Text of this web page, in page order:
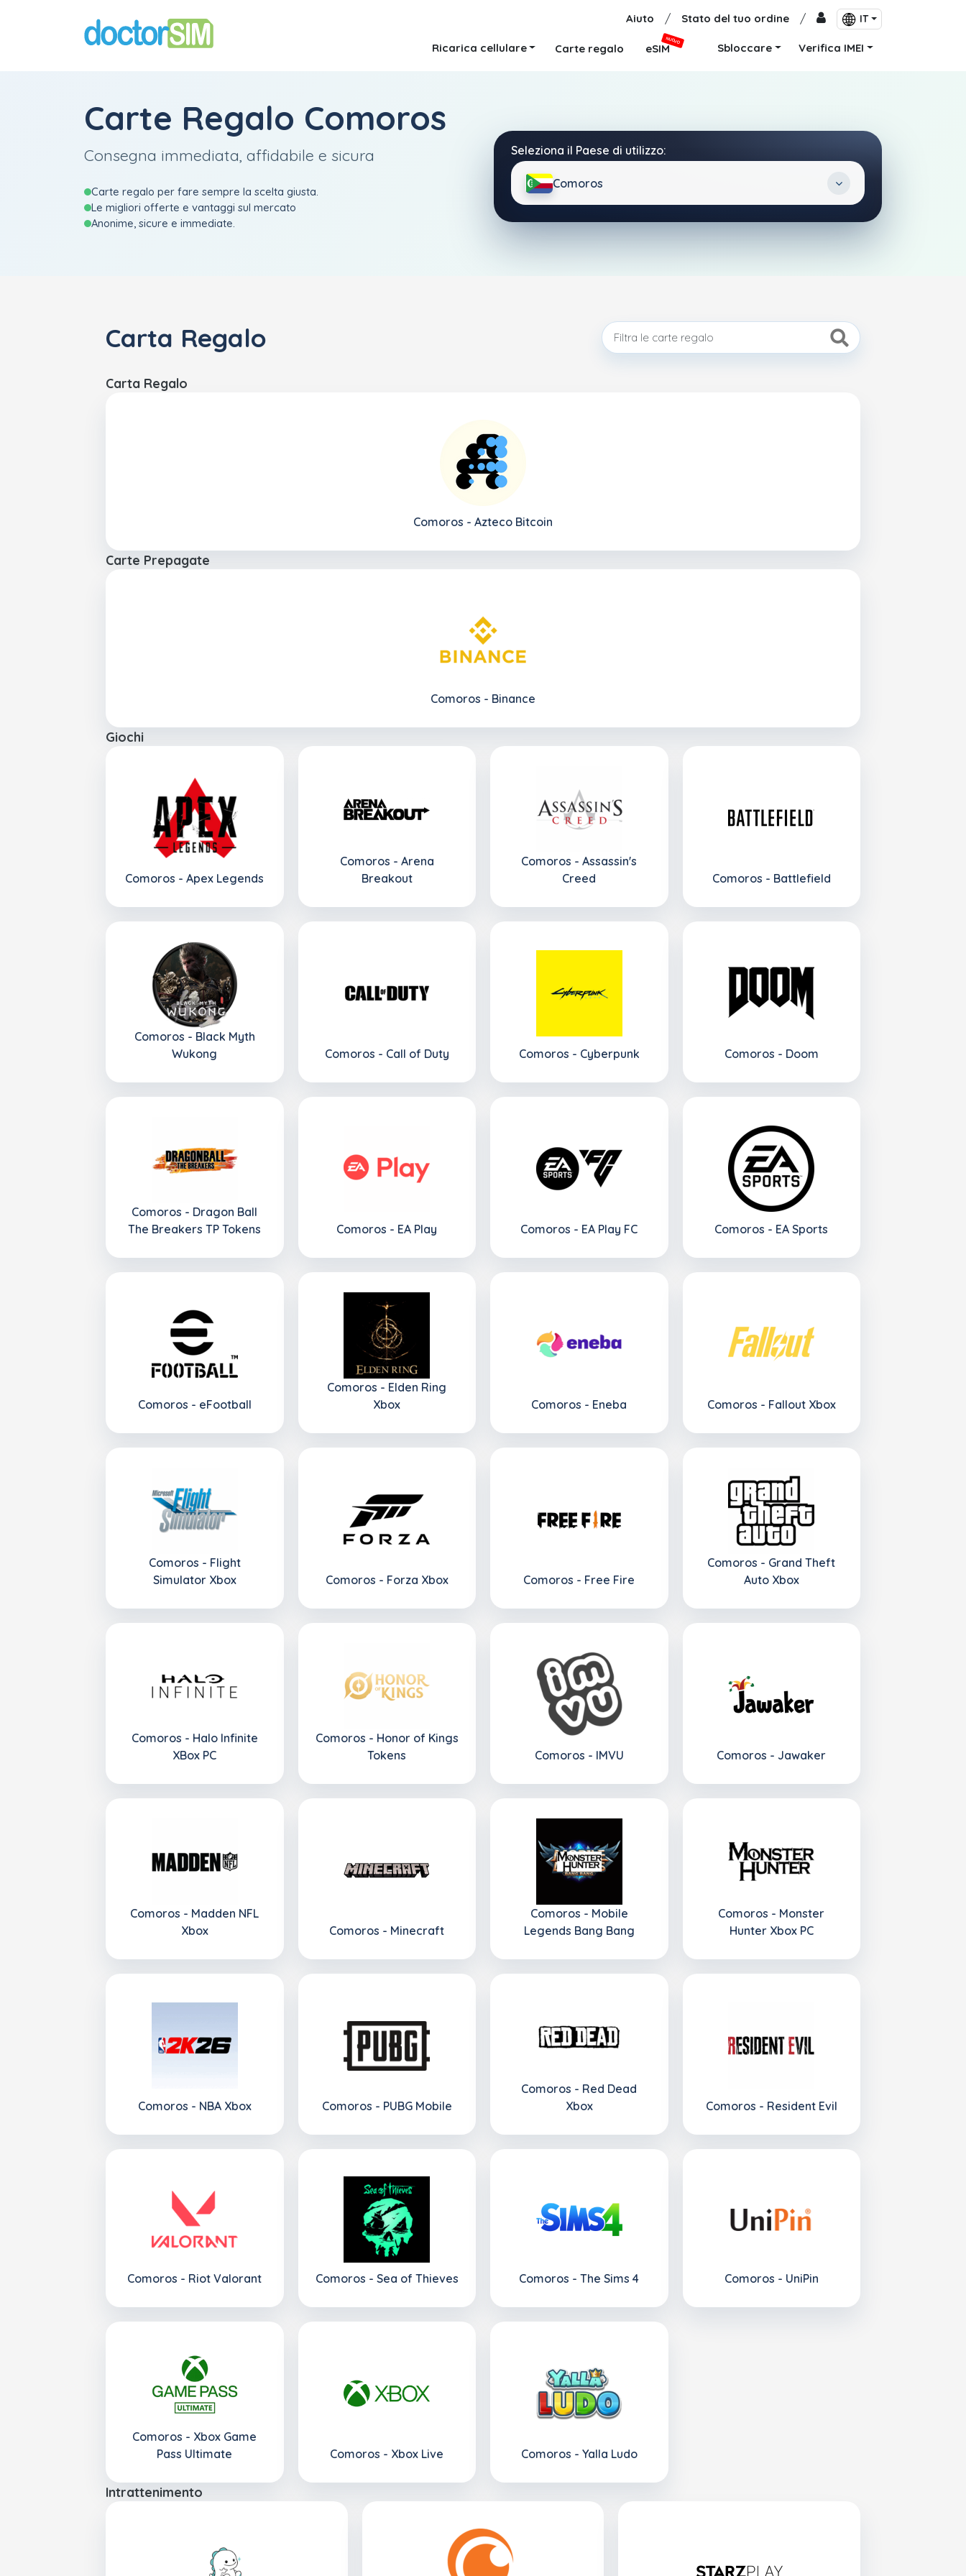
Aiuto / Stato del tuo ordine / IT
Ricarica cellulare Carte regalo eSIM
NUOVO
Sbloccare Verifica IMEI
Carte Regalo Comoros
Consegna immediata, affidabile e sicura
Carte regalo per fare sempre la scelta giusta.
Le migliori offerte e vantaggi sul mercato
Anonime, sicure e immediate.
Seleziona il Paese di utilizzo:
Comoros
Carta Regalo
Carta Regalo
Comoros - Azteco Bitcoin
Carte Prepagate
Comoros - Binance
Giochi
Comoros - Apex Legends
Comoros - Arena
Breakout
Comoros - Assassin's
Creed
Comoros - Battlefield
Comoros - Black Myth
Wukong
Comoros - Call of Duty Comoros - Cyberpunk Comoros - Doom
Comoros - Dragon Ball
The Breakers TP Tokens
Comoros - EA Play Comoros - EA Play FC Comoros - EA Sports
Comoros - eFootball
Comoros - Elden Ring
Xbox
Comoros - Eneba Comoros - Fallout Xbox
Comoros - Flight
Simulator Xbox
Comoros - Forza Xbox Comoros - Free Fire
Comoros - Grand Theft
Auto Xbox
Comoros - Halo Infinite
XBox PC
Comoros - Honor of Kings
Tokens
Comoros - IMVU Comoros - Jawaker
Comoros - Madden NFL
Xbox
Comoros - Minecraft
Comoros - Mobile
Legends Bang Bang
Comoros - Monster
Hunter Xbox PC
Comoros - NBA Xbox Comoros - PUBG Mobile
Comoros - Red Dead
Xbox
Comoros - Resident Evil
Comoros - Riot Valorant Comoros - Sea of Thieves Comoros - The Sims 4 Comoros - UniPin
Comoros - Xbox Game
Pass Ultimate
Comoros - Xbox Live Comoros - Yalla Ludo
Intrattenimento